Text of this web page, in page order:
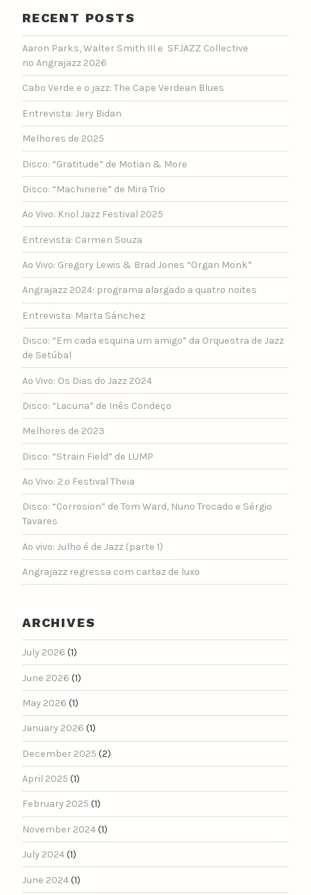
RECENT POSTS
Aaron Parks, Walter Smith III e SFJAZZ Collective
no Angrajazz 2026
Cabo Verde e o jazz: The Cape Verdean Blues
Entrevista: Jery Bidan
Melhores de 2025
Disco: “Gratitude” de Motian & More
Disco: “Machinerie” de Mira Trio
Ao Vivo: Kriol Jazz Festival 2025
Entrevista: Carmen Souza
Ao Vivo: Gregory Lewis & Brad Jones “Organ Monk”
Angrajazz 2024: programa alargado a quatro noites
Entrevista: Marta Sánchez
Disco: “Em cada esquina um amigo” da Orquestra de Jazz
de Setúbal
Ao Vivo: Os Dias do Jazz 2024
Disco: “Lacuna” de Inês Condeço
Melhores de 2023
Disco: “Strain Field” de LUMP
Ao Vivo: 2.º Festival Theia
Disco: “Corrosion” de Tom Ward, Nuno Trocado e Sérgio
Tavares
Ao vivo: Julho é de Jazz (parte 1)
Angrajazz regressa com cartaz de luxo
ARCHIVES
July 2026 (1)
June 2026 (1)
May 2026 (1)
January 2026 (1)
December 2025 (2)
April 2025 (1)
February 2025 (1)
November 2024(1)
July 2024(1)
June 2024(1)